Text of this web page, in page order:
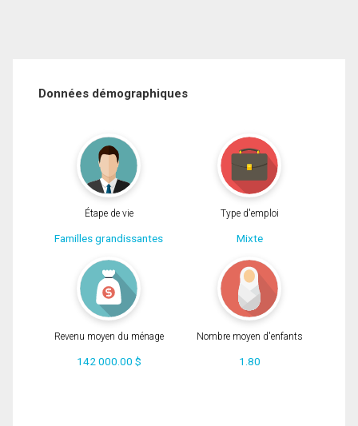
Données démographiques
Étape de vie
Familles grandissantes
Type d'emploi
Mixte
Revenu moyen du ménage
142 000.00 $
Nombre moyen d'enfants
1.80